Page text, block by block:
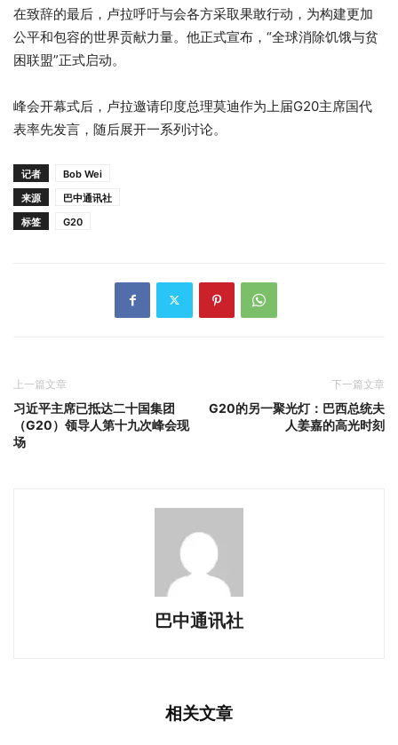
在致辞的最后，卢拉呼吁与会各方采取果敢行动，为构建更加
公平和包容的世界贡献力量。他正式宣布，“全球消除饥饿与贫
困联盟”正式启动。
峰会开幕式后，卢拉邀请印度总理莫迪作为上届G20主席国代
表率先发言，随后展开一系列讨论。
记者
Bob Wei
来源
巴中通讯社
标签
G20
上一篇文章
习近平主席已抵达二十国集团
（G20）领导人第十九次峰会现
场
下一篇文章
G20的另一聚光灯：巴西总统夫
人姜嘉的高光时刻
巴中通讯社
相关文章